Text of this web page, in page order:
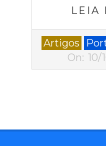
LEIA
2023-
10-
Artigos
On: 10/